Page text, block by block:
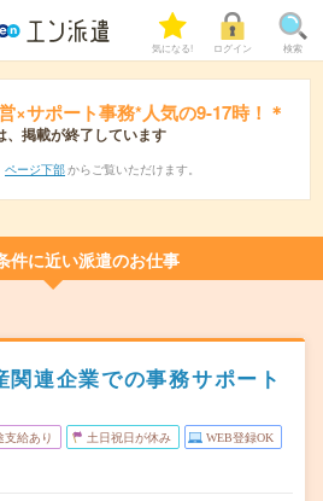
気になる! ログイン 検索
×サポート事務*人気の9-17時！＊
、掲載が終了しています
ページ下部 からご覧いただけます。
件に近い派遣のお仕事
連企業での事務サポート
支給あり 土日祝日が休み WEB登録OK